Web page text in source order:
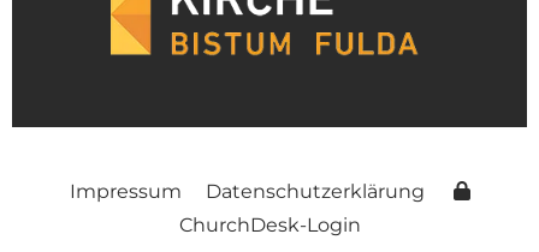
Impressum
Datenschutzerklärung
ChurchDesk-Login